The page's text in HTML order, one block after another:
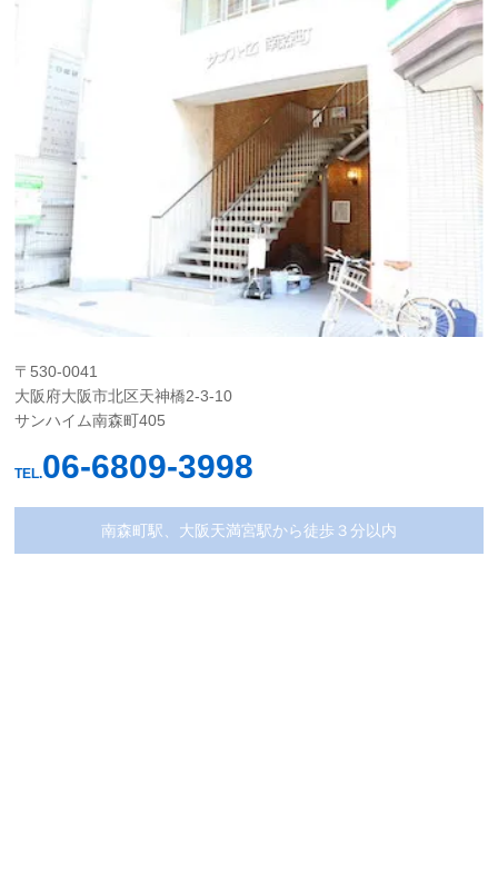
〒530-0041
大阪府大阪市北区天神橋2-3-10
サンハイム南森町405
TEL.06-6809-3998
南森町駅、大阪天満宮駅から徒歩３分以内